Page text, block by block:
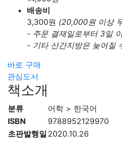
배송비
3,300원 (20,000원 이상
- 주문 결재일로부터 3일
- 기타 산간지방은 늦어질
바로 구매
관심도서
책소개
분류
어학 > 한국어
ISBN
9788952129970
초판발행일 2020.10.26